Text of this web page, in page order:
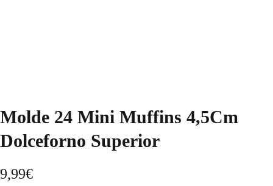
Molde 24 Mini Muffins 4,5Cm
Dolceforno Superior
9,99€